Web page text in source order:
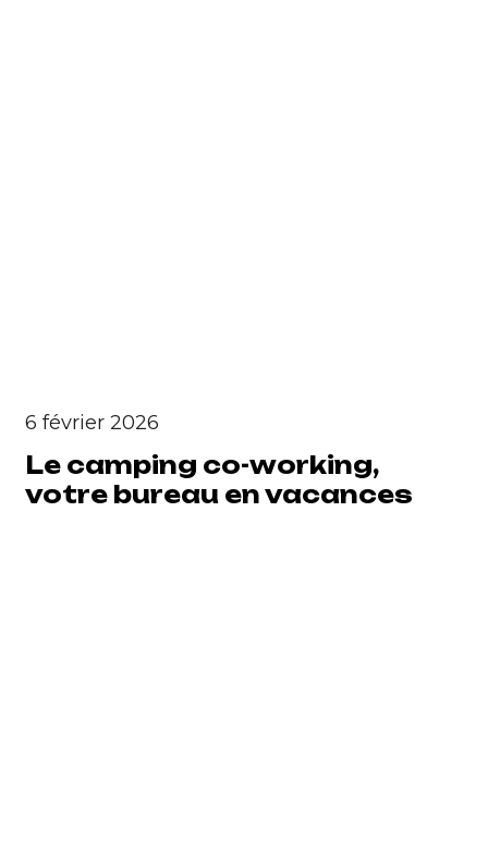
6 février 2026
Le camping co-working,
votre bureau en vacances